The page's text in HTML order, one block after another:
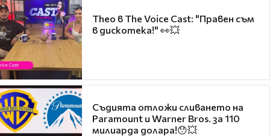
Theo в The Voice Cast: "Правен съм
в дискотека!" 👀💥
Съдията отложи сливането на
Paramount и Warner Bros. за 110
милиарда долара!😯💥